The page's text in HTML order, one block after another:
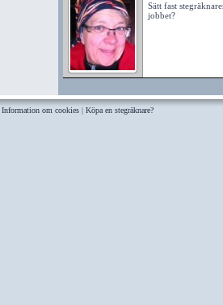
Sätt fast
jobbet?
Information om cookies | Köpa en stegräknare?